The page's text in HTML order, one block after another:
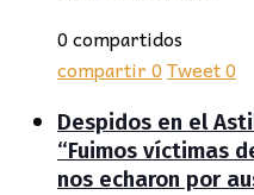
0 compartidos
compartir0Tweet0
Despidos en el
“Fuimos víctimas
nos echaron por